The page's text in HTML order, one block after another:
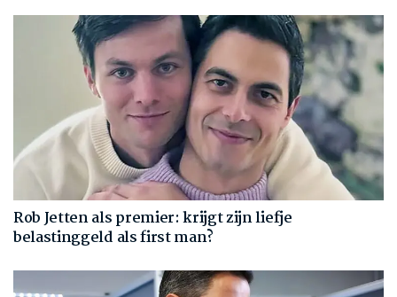
Rob Jetten als premier: krijgt zijn liefje
belastinggeld als first man?